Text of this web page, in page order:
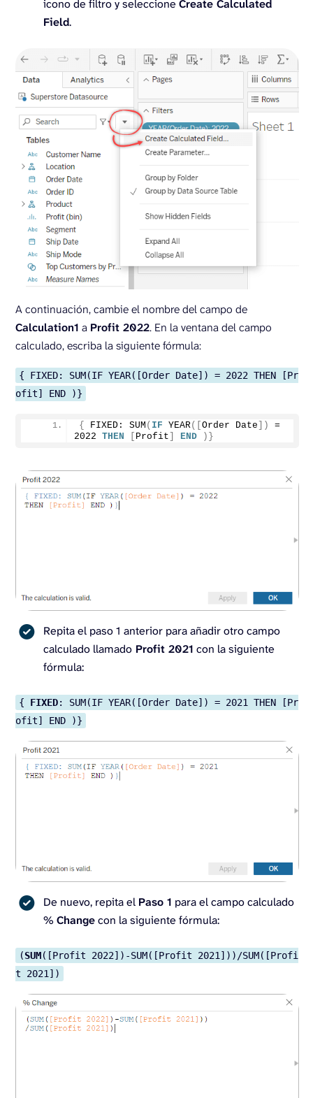
icono de filtro y seleccione Create Calculated
Field.
A continuación, cambie el nombre del campo de
Calculation1 a Profit 2022. En la ventana del campo
calculado, escriba la siguiente fórmula:
{ FIXED: SUM(IF YEAR([Order Date]) = 2022 THEN [Pr
ofit] END )}
{ FIXED: SUM ( IF YEAR([ Order Date ])
2022 THEN Profit END )}
Repita el paso 1 anterior para añadir otro campo
calculado llamado Profit 2021 con la siguiente
fórmula:
{ FIXED: SUM(IF YEAR([Order Date]) = 2021 THEN [Pr
ofit] END )}
De nuevo, repita el Paso 1 para el campo calculado
% Changecon la siguiente fórmula:
(SUM([Profit 2022])-SUM([Profit 2021]))/SUM([Profi
t 2021])